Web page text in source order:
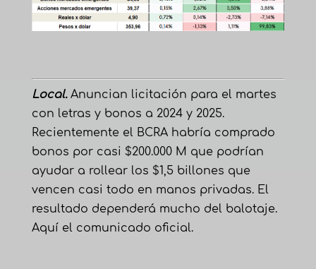
Local.Anuncian licitación para el martes
con letras y bonos a 2024 y 2025.
Recientemente el BCRA habría comprado
bonos por casi $200.000 M que podrían
ayudar a rollear los $1,5 billones que
vencen casi todo en manos privadas. El
resultado dependerá mucho del balotaje.
Aquí el comunicado oficial.